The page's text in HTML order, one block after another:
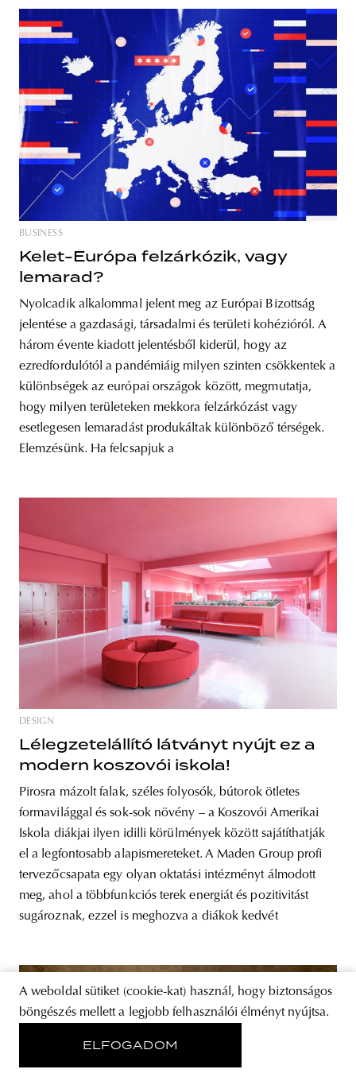
BUSINESS
Kelet-Európa felzárkózik, vagy
lemarad?
Nyolcadik alkalommal jelent meg az Európai Bizottság
jelentése a gazdasági, társadalmi és területi kohézióról. A
három évente kiadott jelentésből kiderül, hogy az
ezredfordulótól a pandémiáig milyen szinten csökkentek a
különbségek az európai országok között, megmutatja,
hogy milyen területeken mekkora felzárkózást vagy
esetlegesen lemaradást produkáltak különböző térségek.
Elemzésünk. Ha felcsapjuk a
DESIGN
Lélegzetelállító látványt nyújt ez a
modern koszovói iskola!
Pirosra mázolt falak, széles folyosók, bútorok ötletes
formavilággal és sok-sok növény – a Koszovói Amerikai
Iskola diákjai ilyen idilli körülmények között sajátíthatják
el a legfontosabb alapismereteket. A Maden Group profi
tervezőcsapata egy olyan oktatási intézményt álmodott
meg, ahol a többfunkciós terek energiát és pozitivitást
sugároznak, ezzel is meghozva a diákok kedvét
A weboldal sütiket (cookie-kat) használ, hogy biztonságos
böngészés mellett a legjobb felhasználói élményt nyújtsa.
ELFOGADOM